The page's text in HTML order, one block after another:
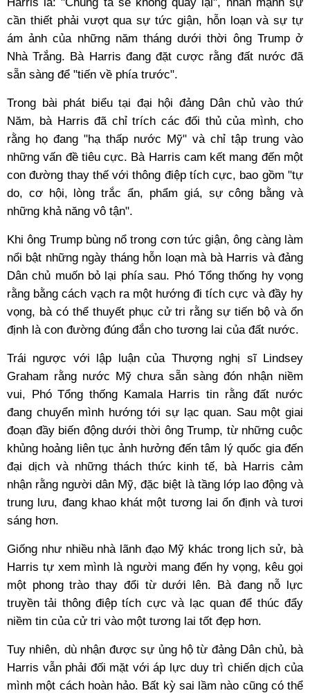
cần thiết phải vượt qua sự tức giận, hỗn loạn và sự tự
ám ảnh của những năm tháng dưới thời ông Trump ở
Nhà Trắng. Bà Harris đang đặt cược rằng đất nước đã
sẵn sàng để "tiến về phía trước".
Trong bài phát biểu tại đại hội đảng Dân chủ vào thứ
Năm, bà Harris đã chỉ trích các đối thủ của mình, cho
rằng họ đang "hạ thấp nước Mỹ" và chỉ tập trung vào
những vấn đề tiêu cực. Bà Harris cam kết mang đến một
con đường thay thế với thông điệp tích cực, bao gồm "tự
do, cơ hội, lòng trắc ẩn, phẩm giá, sự công bằng và
những khả năng vô tận".
Khi ông Trump bùng nổ trong cơn tức giận, ông càng làm
nổi bật những ngày tháng hỗn loạn mà bà Harris và đảng
Dân chủ muốn bỏ lại phía sau. Phó Tổng thống hy vọng
rằng bằng cách vạch ra một hướng đi tích cực và đầy hy
vọng, bà có thể thuyết phục cử tri rằng sự tiến bộ và ổn
định là con đường đúng đắn cho tương lai của đất nước.
Trái ngược với lập luận của Thượng nghị sĩ Lindsey
Graham rằng nước Mỹ chưa sẵn sàng đón nhận niềm
vui, Phó Tổng thống Kamala Harris tin rằng đất nước
đang chuyển mình hướng tới sự lạc quan. Sau một giai
đoạn đầy biến động dưới thời ông Trump, từ những cuộc
khủng hoảng liên tục ảnh hưởng đến tâm lý quốc gia đến
đại dịch và những thách thức kinh tế, bà Harris cảm
nhận rằng người dân Mỹ, đặc biệt là tầng lớp lao động và
trung lưu, đang khao khát một tương lai ổn định và tươi
sáng hơn.
Giống như nhiều nhà lãnh đạo Mỹ khác trong lịch sử, bà
Harris tự xem mình là người mang đến hy vọng, kêu gọi
một phong trào thay đổi từ dưới lên. Bà đang nỗ lực
truyền tải thông điệp tích cực và lạc quan để thúc đẩy
niềm tin của cử tri vào một tương lai tốt đẹp hơn.
Tuy nhiên, dù nhận được sự ủng hộ từ đảng Dân chủ, bà
Harris vẫn phải đối mặt với áp lực duy trì chiến dịch của
mình một cách hoàn hảo. Bất kỳ sai lầm nào cũng có thể